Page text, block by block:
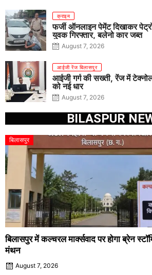
क्राइम
फर्जी ऑनलाइन पेमेंट दिखाकर
युवक गिरफ्तार, बलेनो कार जब्त
August 7, 2026
आईजी रेंज बिलासपुर
आईजी गर्ग की सख्ती, रेंज में
को नई धार
August 7, 2026
BILASPUR
बिलासपुर
बिलासपुर में कल्चरल मार्क्सवाद पर होगा ब्रेन
मंथन
August 7, 2026